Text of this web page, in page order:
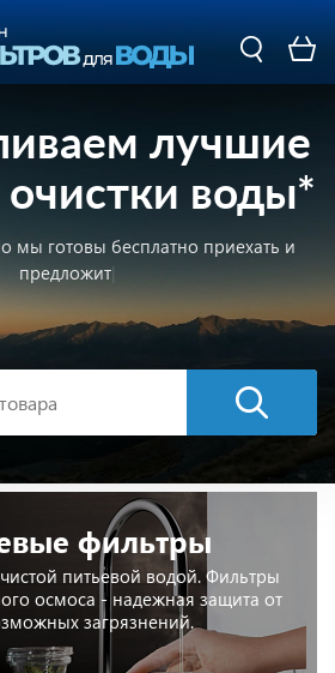
лучшие
воды*
мы готовы бесплатно приехать и
оптимал
фильтры
питьевой водой. Фильтры
осмоса - надежная защита от
загрязнений.